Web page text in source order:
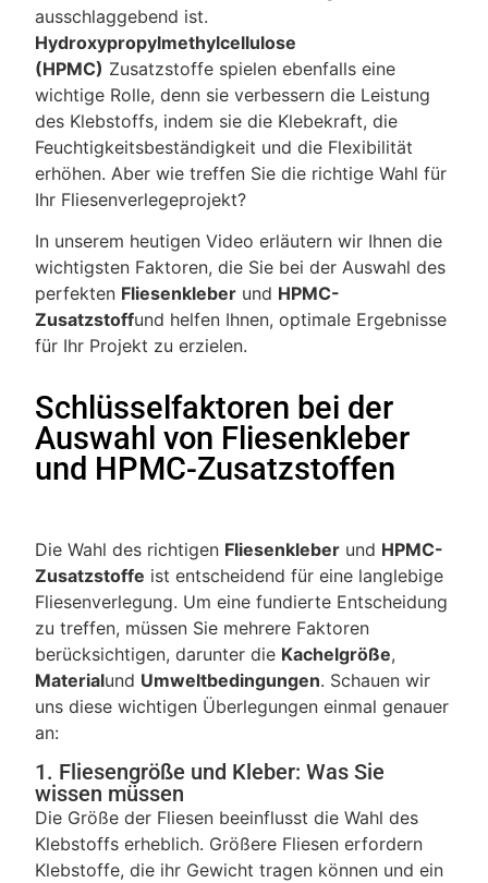
ausschlaggebend ist.
Hydroxypropylmethylcellulose
(HPMC) Zusatzstoffe spielen ebenfalls eine
wichtige Rolle, denn sie verbessern die Leistung
des Klebstoffs, indem sie die Klebekraft, die
Feuchtigkeitsbeständigkeit und die Flexibilität
erhöhen. Aber wie treffen Sie die richtige Wahl für
Ihr Fliesenverlegeprojekt?
In unserem heutigen Video erläutern wir Ihnen die
wichtigsten Faktoren, die Sie bei der Auswahl des
perfekten Fliesenkleber und HPMC-
Zusatzstoffund helfen Ihnen, optimale Ergebnisse
für Ihr Projekt zu erzielen.
Schlüsselfaktoren bei der
Auswahl von Fliesenkleber
und HPMC-Zusatzstoffen
Die Wahl des richtigen Fliesenkleber und HPMC-
Zusatzstoffe ist entscheidend für eine langlebige
Fliesenverlegung. Um eine fundierte Entscheidung
zu treffen, müssen Sie mehrere Faktoren
berücksichtigen, darunter die Kachelgröße,
Materialund Umweltbedingungen. Schauen wir
uns diese wichtigen Überlegungen einmal genauer
an:
1. Fliesengröße und Kleber: Was Sie
wissen müssen
Die Größe der Fliesen beeinflusst die Wahl des
Klebstoffs erheblich. Größere Fliesen erfordern
Klebstoffe, die ihr Gewicht tragen können und ein